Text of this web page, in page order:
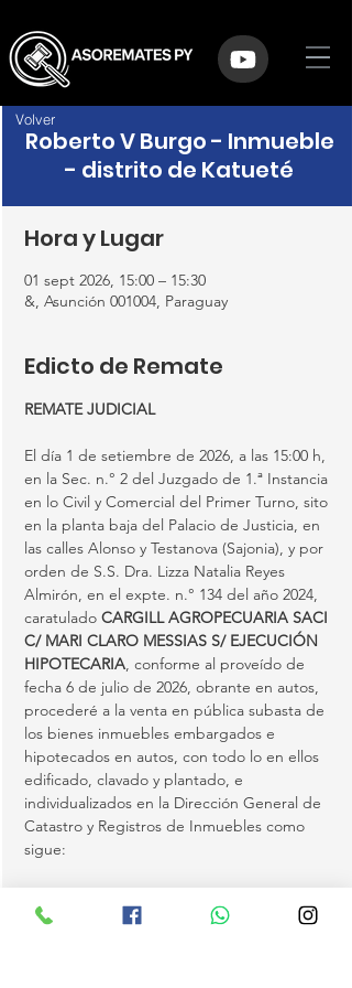
Roberto V Burgo - Inmueble
- distrito de Katueté
Hora y Lugar
01 sept 2026, 15:00 – 15:30
&, Asunción 001004, Paraguay
Edicto de Remate
REMATE JUDICIAL
El día 1 de setiembre de 2026, a las 15:00 h,
en la Sec. n.° 2 del Juzgado de 1.ª Instancia
en lo Civil y Comercial del Primer Turno, sito
en la planta baja del Palacio de Justicia, en
las calles Alonso y Testanova (Sajonia), y por
orden de S.S. Dra. Lizza Natalia Reyes
Almirón, en el expte. n.° 134 del año 2024,
caratulado CARGILL AGROPECUARIA SACI
C/ MARI CLARO MESSIAS S/ EJECUCIÓN
HIPOTECARIA, conforme al proveído de
fecha 6 de julio de 2026, obrante en autos,
procederé a la venta en pública subasta de
los bienes inmuebles embargados e
hipotecados en autos, con todo lo en ellos
edificado, clavado y plantado, e
individualizados en la Dirección General de
Catastro y Registros de Inmuebles como
sigue:
Katueté, con Padrón n.° 2633, inscripta a
Volver